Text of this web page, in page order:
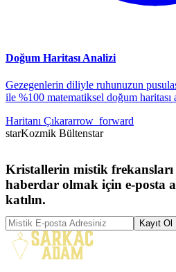
Doğum Haritası Analizi
Gezegenlerin diliyle ruhunuzun
ile %100 matematiksel doğum haritası
Haritanı Çıkararrow_forward
starKozmik Bültenstar
Kristallerin mistik frekansları
haberdar olmak için e-posta
katılın.
Kayıt Ol